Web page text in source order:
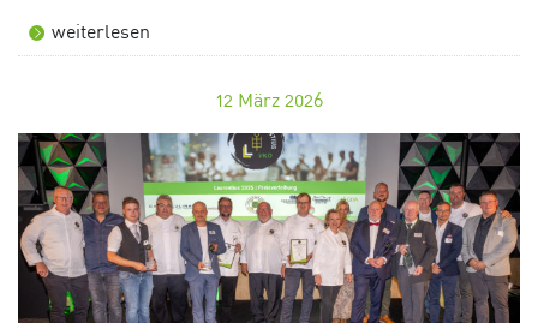
weiterlesen
12 März 2026